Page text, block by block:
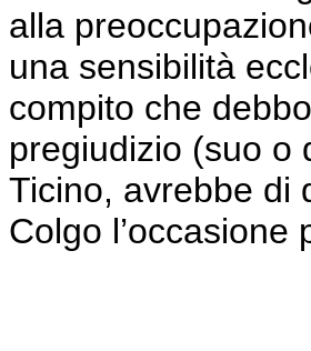
alla
una sensibilità
compito che
pregiudizio (suo o
Ticino, avrebbe di
Colgo